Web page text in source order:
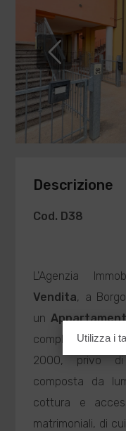
Descrizione
Cod. D38
L'Agenzia
Vendita, a
un
complesso
2000, privo di
composta da
cottura e
matrimoniali, di
Utilizza i